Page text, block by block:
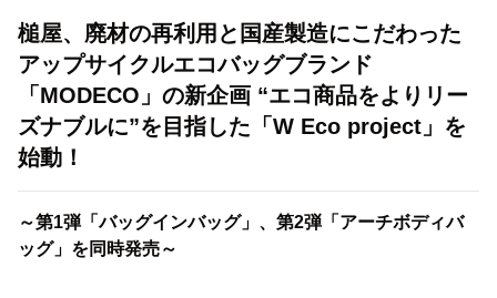
槌屋、廃材の再利用と国産製造にこだわった
アップサイクルエコバッグブランド
「MODECO」の新企画 “エコ商品をよりリー
ズナブルに”を目指した「W Eco project」を
始動！
～第1弾「バッグインバッグ」、第2弾「アーチボディバ
ッグ」を同時発売～